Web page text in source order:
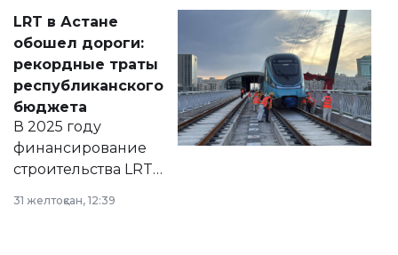
документ
появился в базе
нормативных
правовых актов и
на сайте маслихат
города.
LRT в Астане
обошел дороги:
рекордные траты
республиканского
бюджета
В 2025 году
финансирование
строительства LRT
республиканского
31 желтоқсан, 12:39